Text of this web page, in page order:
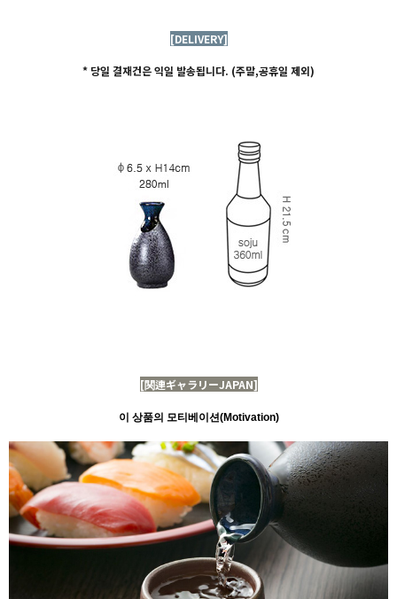
[DELIVERY]
* 당일 결재건은 익일 발송됩니다. (주말,공휴일 제외)
[関連ギャラリーJAPAN]
이 상품의 모티베이션(Motivation)